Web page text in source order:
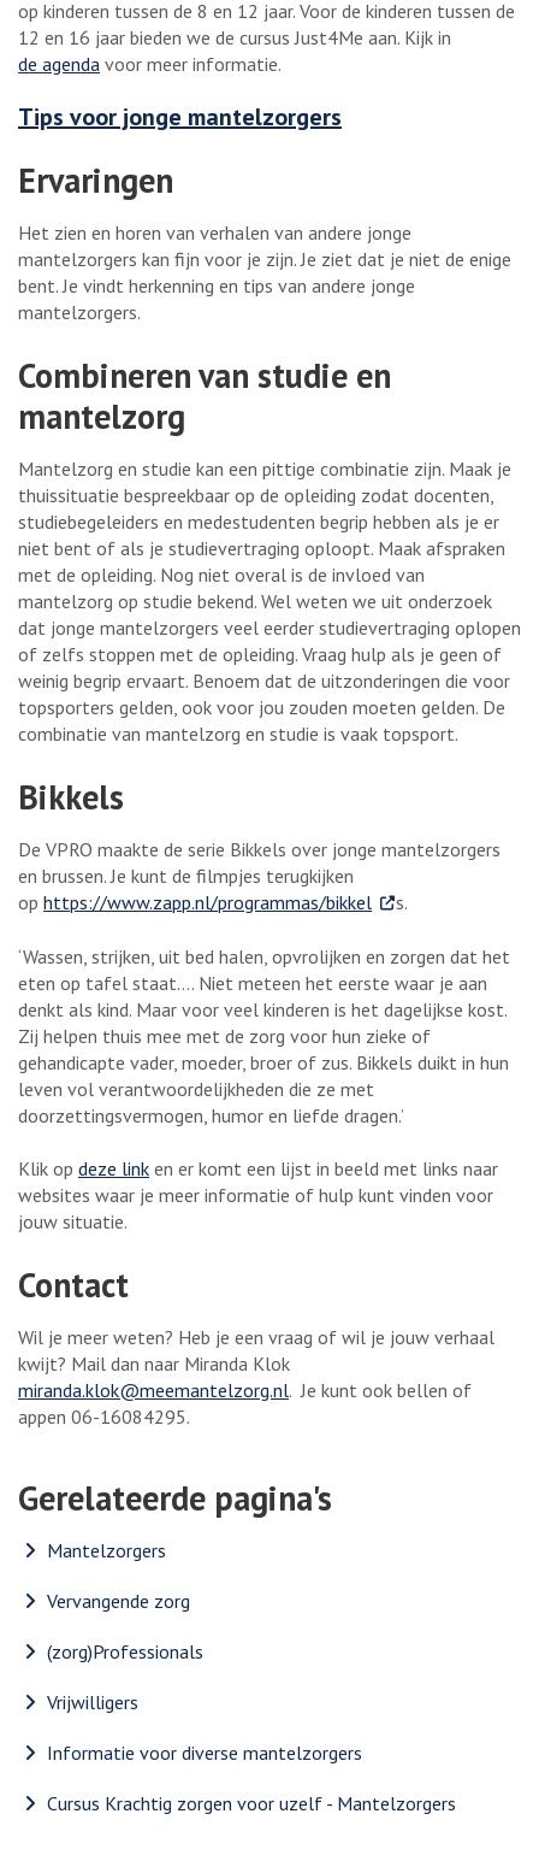
op kinderen tussen de 8 en 12 jaar. Voor de kinderen tussen de
12 en 16 jaar bieden we de cursus Just4Me aan. Kijk in
de agenda voor meer informatie.
Tips voor jonge mantelzorgers
Ervaringen
Het zien en horen van verhalen van andere jonge
mantelzorgers kan fijn voor je zijn. Je ziet dat je niet de enige
bent. Je vindt herkenning en tips van andere jonge
mantelzorgers.
Combineren van studie en
mantelzorg
Mantelzorg en studie kan een pittige combinatie zijn. Maak je
thuissituatie bespreekbaar op de opleiding zodat docenten,
studiebegeleiders en medestudenten begrip hebben als je er
niet bent of als je studievertraging oploopt. Maak afspraken
met de opleiding. Nog niet overal is de invloed van
mantelzorg op studie bekend. Wel weten we uit onderzoek
dat jonge mantelzorgers veel eerder studievertraging oplopen
of zelfs stoppen met de opleiding. Vraag hulp als je geen of
weinig begrip ervaart. Benoem dat de uitzonderingen die voor
topsporters gelden, ook voor jou zouden moeten gelden. De
combinatie van mantelzorg en studie is vaak topsport.
Bikkels
De VPRO maakte de serie Bikkels over jonge mantelzorgers
en brussen. Je kunt de filmpjes terugkijken
op https://www.zapp.nl/programmas/bikkel. Externe link
s.
‘Wassen, strijken, uit bed halen, opvrolijken en zorgen dat het
eten op tafel staat.... Niet meteen het eerste waar je aan
denkt als kind. Maar voor veel kinderen is het dagelijkse kost.
Zij helpen thuis mee met de zorg voor hun zieke of
gehandicapte vader, moeder, broer of zus. Bikkels duikt in hun
leven vol verantwoordelijkheden die ze met
doorzettingsvermogen, humor en liefde dragen.’
Klik op deze link en er komt een lijst in beeld met links naar
websites waar je meer informatie of hulp kunt vinden voor
jouw situatie.
Contact
Wil je meer weten? Heb je een vraag of wil je jouw verhaal
kwijt? Mail dan naar Miranda Klok
miranda.klok@meemantelzorg.nl. Je kunt ook bellen of
appen 06-16084295.
Gerelateerde pagina's
Mantelzorgers
Vervangende zorg
(zorg)Professionals
Vrijwilligers
Informatie voor diverse mantelzorgers
Cursus Krachtig zorgen voor uzelf - Mantelzorgers